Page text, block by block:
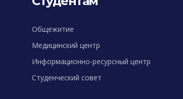
Общежитие
Медицинский центр
Информационно-ресурсный центр
Студенческий совет